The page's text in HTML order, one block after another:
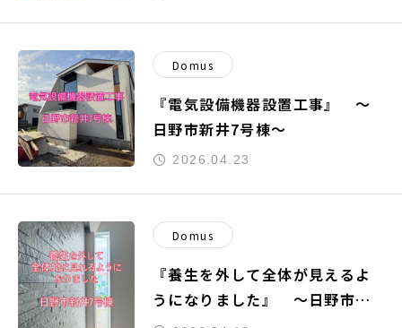
Domus
『電気設備機器設置工事』 ～
日野市新井7号棟～
2026.04.23
Domus
『養生を外して全体が見えるよ
うになりました』 ～日野市新